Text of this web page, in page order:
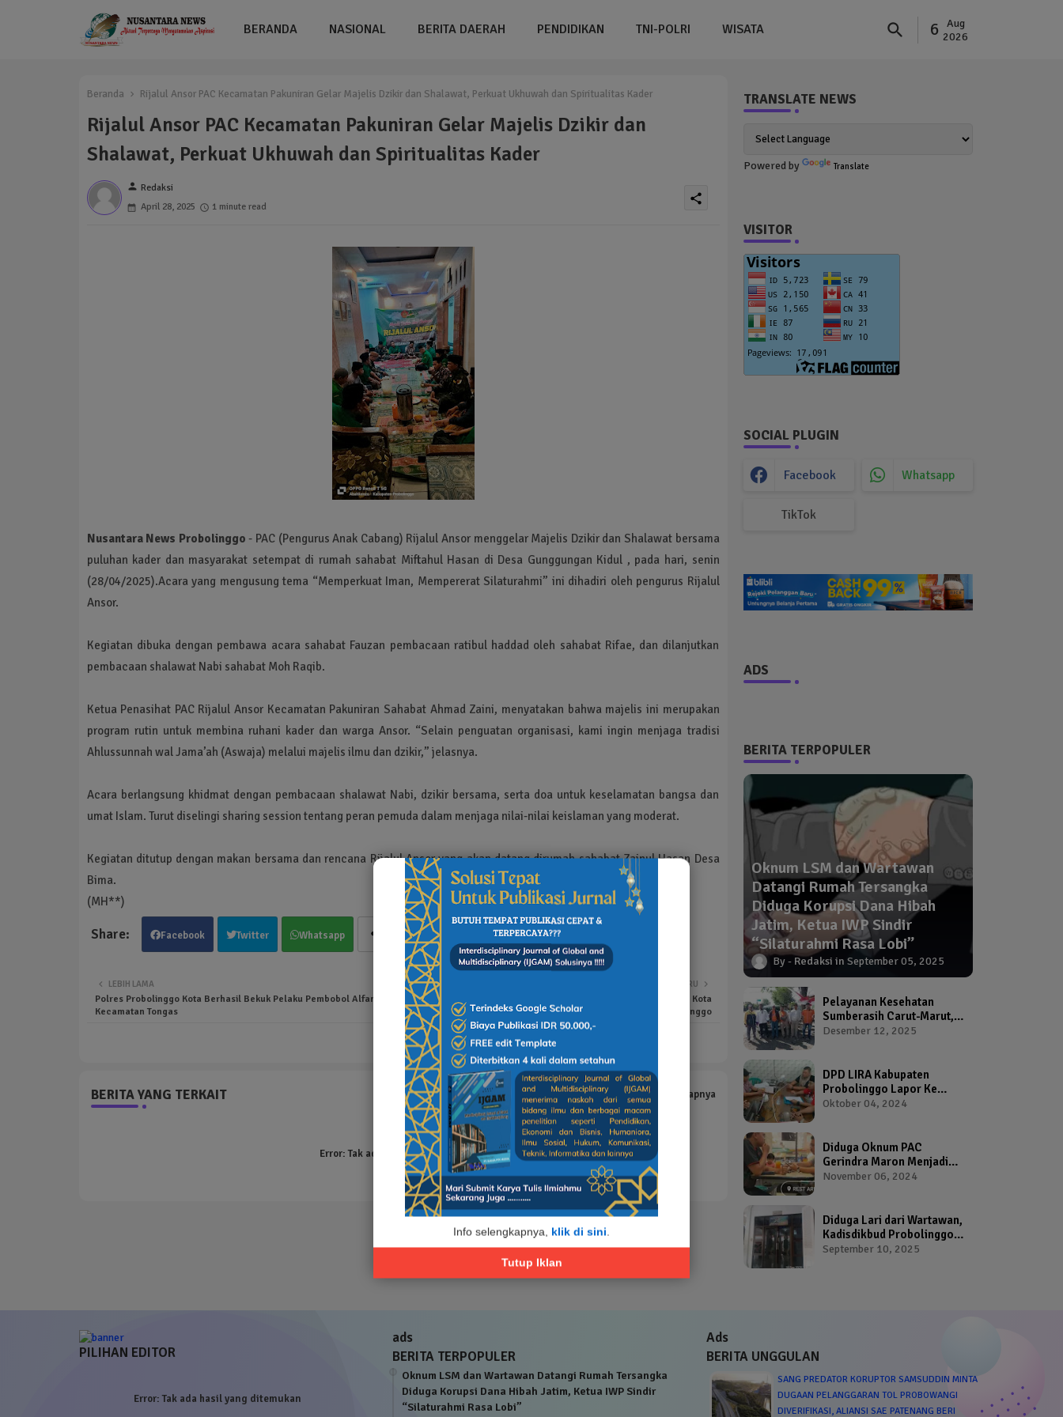
Info selengkapnya, klik di sini.
Tutup Iklan
BERANDA NASIONAL BERITA DAERAH PENDIDIKAN TNI-POLRI WISATA 6
Aug
2026
Beranda Rijalul Ansor PAC Kecamatan Pakuniran Gelar Majelis Dzikir dan Shalawat, Perkuat Ukhuwah dan Spiritualitas Kader
Rijalul Ansor PAC Kecamatan Pakuniran Gelar Majelis Dzikir dan
Shalawat, Perkuat Ukhuwah dan Spiritualitas Kader
person Redaksi
April 28, 2025
1 minute read
share
Nusantara News Probolinggo - PAC (Pengurus Anak Cabang) Rijalul Ansor menggelar Majelis Dzikir dan Shalawat bersama
puluhan kader dan masyarakat setempat di rumah sahabat Miftahul Hasan di Desa Gunggungan Kidul , pada hari, senin
(28/04/2025).Acara yang mengusung tema “Memperkuat Iman, Mempererat Silaturahmi” ini dihadiri oleh pengurus Rijalul
Ansor.
Kegiatan dibuka dengan pembawa acara sahabat Fauzan pembacaan ratibul haddad oleh sahabat Rifae, dan dilanjutkan
pembacaan shalawat Nabi sahabat Moh Raqib.
Ketua Penasihat PAC Rijalul Ansor Kecamatan Pakuniran Sahabat Ahmad Zaini, menyatakan bahwa majelis ini merupakan
program rutin untuk membina ruhani kader dan warga Ansor. “Selain penguatan organisasi, kami ingin menjaga tradisi
Ahlussunnah wal Jama’ah (Aswaja) melalui majelis ilmu dan dzikir,” jelasnya.
Acara berlangsung khidmat dengan pembacaan shalawat Nabi, dzikir bersama, serta doa untuk keselamatan bangsa dan
umat Islam. Turut diselingi sharing session tentang peran pemuda dalam menjaga nilai-nilai keislaman yang moderat.
Kegiatan ditutup dengan makan bersama dan rencana Rijalul Ansor yang akan datang dirumah sahabat Zainul Hasan Desa
Bima.
(MH**)
Facebook Twitter Whatsapp
LEBIH BARU
Perkuat Sinergitas, Kapolres Kunjungi Pengurus PCNU Kota
Probolinggo
LEBIH LAMA
Polres Probolinggo Kota Berhasil Bekuk Pelaku Pembobol Alfamart di
Kecamatan Tongas
BERITA YANG TERKAIT Tampilkan selengkapnya
Error:Tak ada hasil yang ditemukan
TRANSLATE NEWS
Powered by Translate
VISITOR
SOCIAL PLUGIN
Facebook Whatsapp
TikTok
ADS
BERITA TERPOPULER
Oknum LSM dan Wartawan
Datangi Rumah Tersangka
Diduga Korupsi Dana Hibah
Jatim, Ketua IWP Sindir
“Silaturahmi Rasa Lobi”
Redaksi September 05, 2025
Pelayanan Kesehatan
Sumberasih Carut-Marut,
Kepala Puskesmas dan
Desember 12, 2025
DPD LIRA Kabupaten
Probolinggo Lapor Ke
Bawaslu Terkait Dugaan
Bupati Probolinggo
Oktober 04, 2024
Diduga Oknum PAC
Gerindra Maron Menjadi
Broker Proposal Dana
November 06, 2024
Diduga Lari dari Wartawan,
Kadisdikbud Probolinggo
Bikin Geram Ketua IWP
September 10, 2025
PILIHAN EDITOR
Error:Tak ada hasil yang ditemukan
ads
BERITA TERPOPULER
Oknum LSM dan Wartawan Datangi Rumah Tersangka
Diduga Korupsi Dana Hibah Jatim, Ketua IWP Sindir
“Silaturahmi Rasa Lobi”
Ads
BERITA UNGGULAN
SANG PREDATOR KORUPTOR SAMSUDDIN MINTA
DUGAAN PELANGGARAN TOL PROBOWANGI
DIVERIFIKASI, ALIANSI SAE PATENANG BERI